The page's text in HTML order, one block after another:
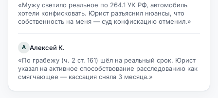
«Мужу светило реальное по 264.1 УК РФ, автомобиль
хотели конфисковать. Юрист разъяснил нюансы, что
собственность на меня — суд конфискацию отменил.»
А Алексей К.
«По грабежу (ч. 2 ст. 161) шёл на реальный срок. Юрист
указал на активное способствование расследованию как
смягчающее — кассация сняла 3 месяца.»